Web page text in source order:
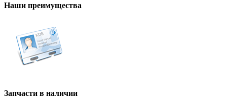
Наши преимущества
Запчасти в наличии